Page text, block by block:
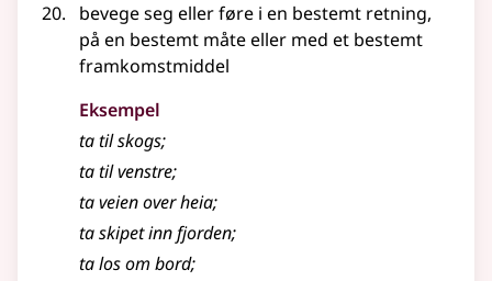
bevege seg eller føre i en bestemt retning,
på en bestemt måte eller med et bestemt
framkomstmiddel
Eksempel
ta til skogs;
ta til venstre;
ta veien over heia;
ta skipet inn fjorden;
ta los om bord;